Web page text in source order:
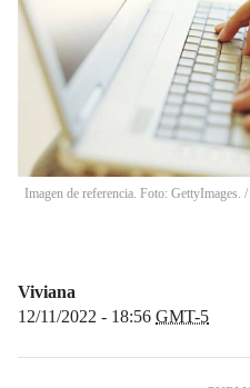
Imagen de referencia. Foto: GettyImages. /
Viviana
12/11/2022 - 18:56 GMT-5